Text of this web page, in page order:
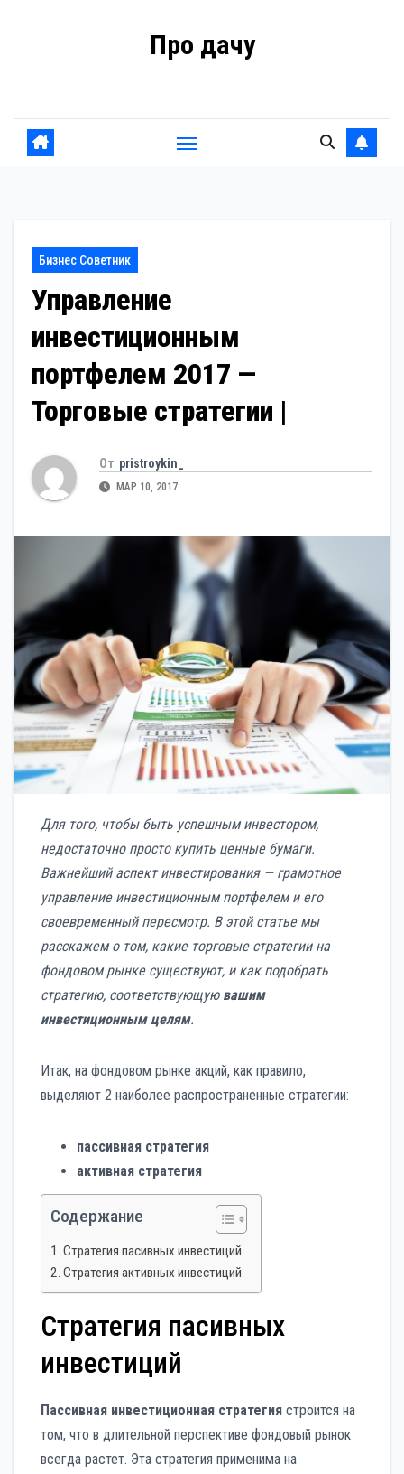
Про дачу
Бизнес Советник
Управление
инвестиционным
портфелем 2017 —
Торговые стратегии |
От pristroykin_
МАР 10, 2017
Для того, чтобы быть успешным инвестором,
недостаточно просто купить ценные бумаги.
Важнейший аспект инвестирования — грамотное
управление инвестиционным портфелем и его
своевременный пересмотр. В этой статье мы
расскажем о том, какие торговые стратегии на
фондовом рынке существуют, и как подобрать
стратегию, соответствующую вашим
инвестиционным целям.
Итак, на фондовом рынке акций, как правило,
выделяют 2 наиболее распространенные стратегии:
пассивная стратегия
активная стратегия
Содержание
Стратегия пасивных инвестиций
Стратегия активных инвестиций
Стратегия пасивных
инвестиций
Пассивная инвестиционная стратегия строится на
том, что в длительной перспективе фондовый рынок
всегда растет. Эта стратегия применима на